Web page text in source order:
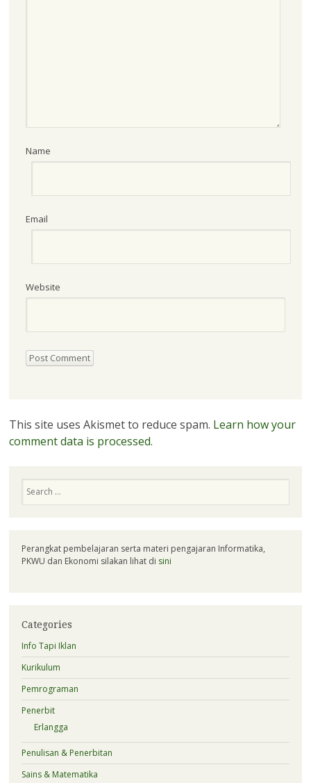
Name
Email
Website
This site uses Akismet to reduce spam. Learn how your
comment data is processed.
Perangkat pembelajaran serta materi pengajaran Informatika,
PKWU dan Ekonomi silakan lihat di sini
Categories
Info Tapi Iklan
Kurikulum
Pemrograman
Penerbit
Erlangga
Penulisan & Penerbitan
Sains & Matematika